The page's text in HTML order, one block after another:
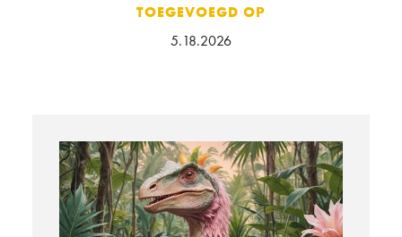
TOEGEVOEGD OP
5.18.2026